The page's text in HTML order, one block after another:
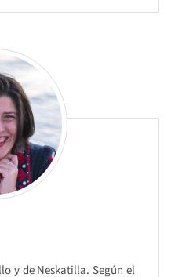
y de Neskatilla. Según el